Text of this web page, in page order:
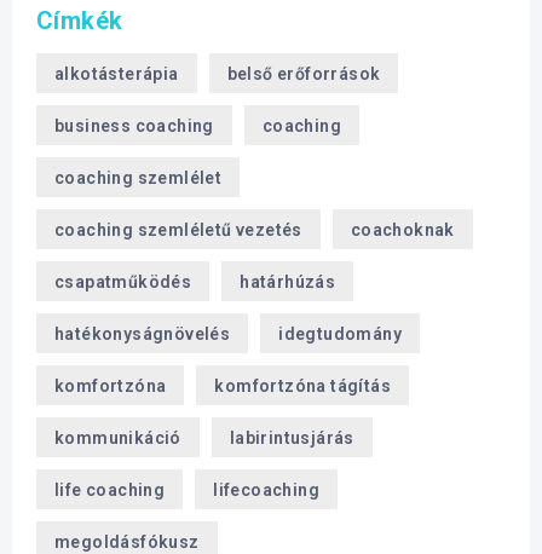
Címkék
alkotásterápia belső erőforrások
business coaching coaching
coaching szemlélet
coaching szemléletű vezetés coachoknak
csapatműködés határhúzás
hatékonyságnövelés idegtudomány
komfortzóna komfortzóna tágítás
kommunikáció labirintusjárás
life coaching lifecoaching
megoldásfókusz